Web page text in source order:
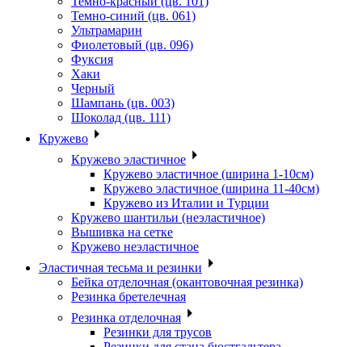
Темно-синий (цв. 061)
Ультрамарин
Фиолетовый (цв. 096)
Фуксия
Хаки
Черный
Шампань (цв. 003)
Шоколад (цв. 111)
Кружево
Кружево эластичное
Кружево эластичное (ширина 1-10см)
Кружево эластичное (ширина 11-40см)
Кружево из Италии и Турции
Кружево шантильи (неэластичное)
Вышивка на сетке
Кружево неэластичное
Эластичная тесьма и резинки
Бейка отделочная (окантовочная резинка)
Резинка бретелечная
Резинка отделочная
Резинки для трусов